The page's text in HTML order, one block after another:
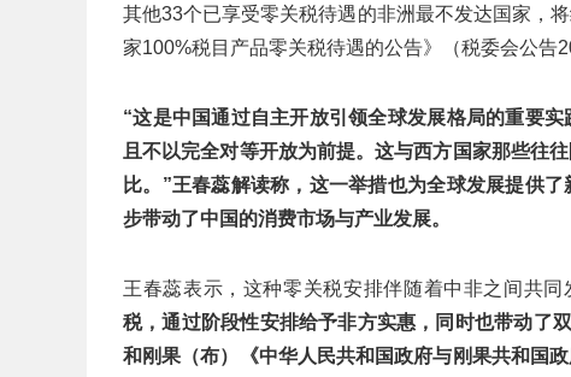
其他33个已享受零关税待遇的非洲最不发达国家，
家100%税目产品零关税待遇的公告》（税委会公告
“这是中国通过自主开放引领全球发展格局的重要
且不以完全对等开放为前提。这与西方国家那些往
比。”王春蕊解读称，这一举措也为全球发展提供
步带动了中国的消费市场与产业发展。
王春蕊表示，这种零关税安排伴随着中非之间共
税，通过阶段性安排给予非方实惠，同时也带动了
和刚果（布）《中华人民共和国政府与刚果共和国